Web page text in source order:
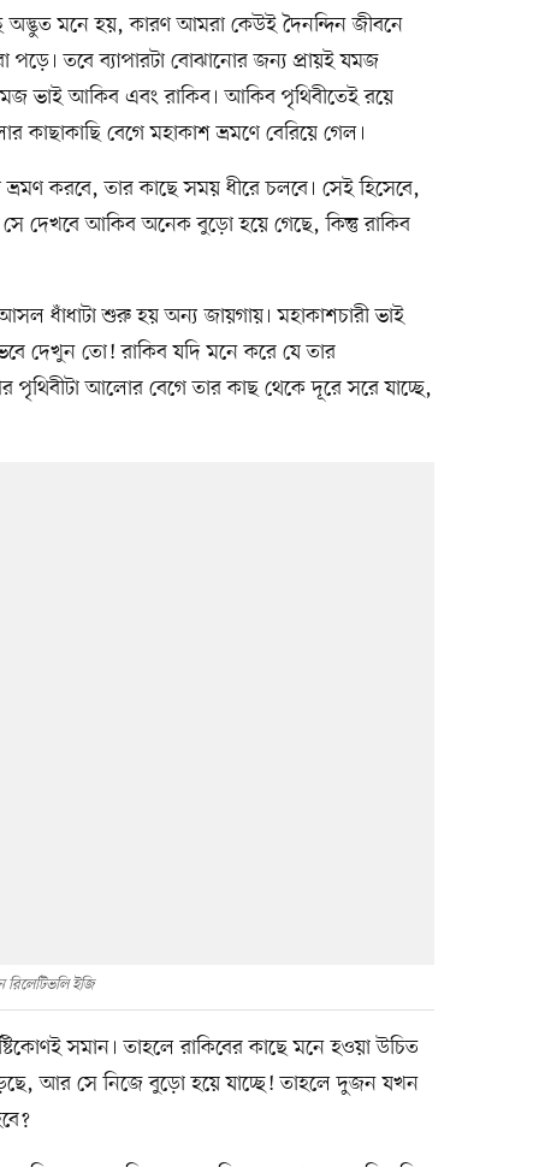
অদ্ভুত মনে হয়, কারণ আমরা কেউই দৈনন্দিন জীবনে
পড়ে। তবে ব্যাপারটা বোঝানোর জন্য প্রায়ই যমজ
ভাই আকিব এবং রাকিব। আকিব পৃথিবীতেই রয়ে
বেগে মহাকাশ ভ্রমণে বেরিয়ে গেল।
ভ্রমণ করবে, তার কাছে সময় ধীরে চলবে। সেই হিসেবে,
দেখবে আকিব অনেক বুড়ো হয়ে গেছে, কিন্তু রাকিব
ধাঁধাটা শুরু হয় অন্য জায়গায়। মহাকাশচারী ভাই
দেখুন তো! রাকিব যদি মনে করে যে তার
আলোর বেগে তার কাছ থেকে দূরে সরে যাচ্ছে,
রিলেটিভলি ইজি
সমান। তাহলে রাকিবের কাছে মনে হওয়া উচিত
আর সে নিজে বুড়ো হয়ে যাচ্ছে! তাহলে দুজন যখন